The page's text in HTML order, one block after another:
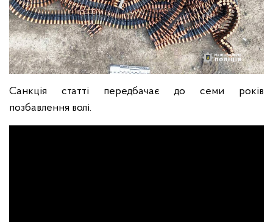
Санкція статті передбачає до семи років
позбавлення волі.